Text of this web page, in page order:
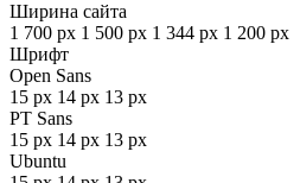
Ширина сайта
1 700 px 1 500 px 1 344 px 1 200 px
Шрифт
Open Sans
15 px 14 px 13 px
PT Sans
15 px 14 px 13 px
Ubuntu